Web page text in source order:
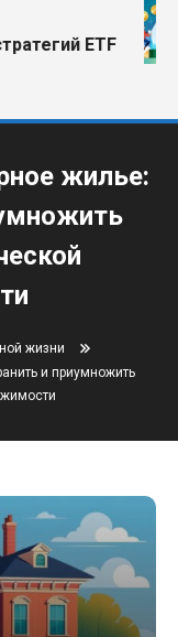
ETF
жилье:
жизни
и приумножить